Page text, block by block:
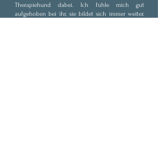
Therapiehund dabei. Ich fühle mich gut
aufgehoben bei ihr, sie bildet sich immer weiter.